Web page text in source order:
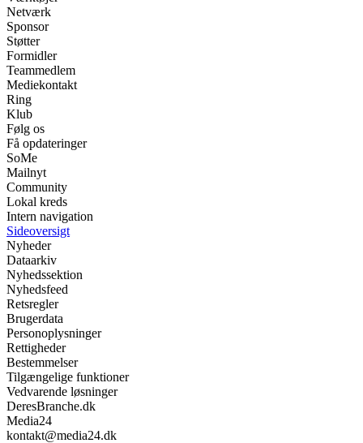
Netværk
Sponsor
Støtter
Formidler
Teammedlem
Mediekontakt
Ring
Klub
Følg os
Få opdateringer
SoMe
Mailnyt
Community
Lokal kreds
Intern navigation
Sideoversigt
Nyheder
Dataarkiv
Nyhedssektion
Nyhedsfeed
Retsregler
Brugerdata
Personoplysninger
Rettigheder
Bestemmelser
Tilgængelige funktioner
Vedvarende løsninger
DeresBranche.dk
Media24
kontakt@media24.dk